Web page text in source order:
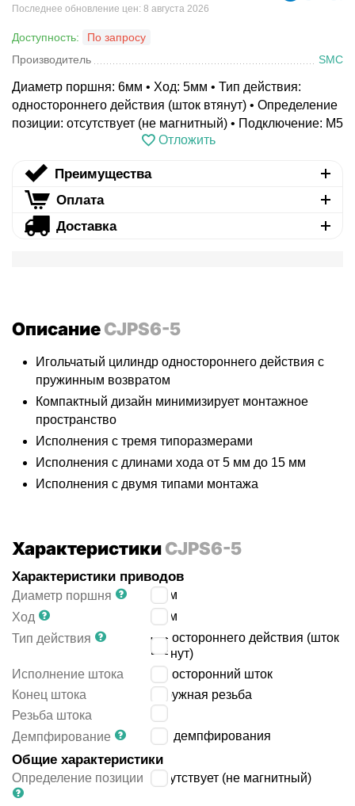
Последнее обновление цен: 8 августа 2026
Доступность:
По запросу
Производитель
SMC
Диаметр поршня: 6мм • Ход: 5мм • Тип действия:
одностороннего действия (шток втянут) • Определение
позиции: отсутствует (не магнитный) • Подключение: M5
Отложить
Преимущества
Оплата
Доставка
ОписаниеCJPS6-5
Игольчатый цилиндр одностороннего действия с
пружинным возвратом
Компактный дизайн минимизирует монтажное
пространство
Исполнения с тремя типоразмерами
Исполнения с длинами хода от 5 мм до 15 мм
Исполнения с двумя типами монтажа
ХарактеристикиCJPS6-5
Характеристики приводов
Диаметр поршня
мм
Ход
мм
Тип действия
одностороннего действия (шток
втянут)
Исполнение штока
односторонний шток
Конец штока
наружная резьба
Резьба штока
Демпфирование
без демпфирования
Общие характеристики
Определение позиции отсутствует (не магнитный)